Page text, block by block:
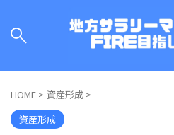
HOME > 資産形成 >
資産形成